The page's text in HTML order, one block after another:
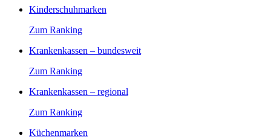
Kinderschuhmarken
Zum Ranking
Krankenkassen – bundesweit
Zum Ranking
Krankenkassen – regional
Zum Ranking
Küchenmarken